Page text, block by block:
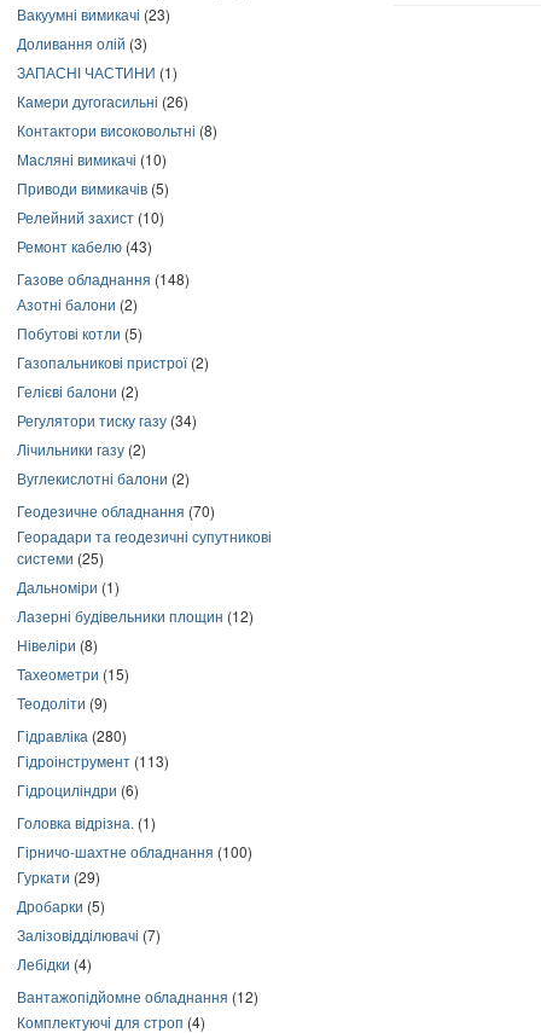
Вакуумні вимикачі (23)
Доливання олій (3)
ЗАПАСНІ ЧАСТИНИ (1)
Камери дугогасильні (26)
Контактори високовольтні (8)
Масляні вимикачі (10)
Приводи вимикачів (5)
Релейний захист (10)
Ремонт кабелю (43)
Газове обладнання (148)
Азотні балони (2)
Побутові котли (5)
Газопальникові пристрої(2)
Гелієві балони (2)
Регулятори тиску газу (34)
Лічильники газу (2)
Вуглекислотні балони (2)
Геодезичне обладнання (70)
Георадари та геодезичні супутникові
системи (25)
Дальноміри (1)
Лазерні будівельники площин (12)
Нівеліри (8)
Тахеометри (15)
Теодоліти (9)
Гідравліка (280)
Гідроінструмент (113)
Гідроциліндри (6)
Головка відрізна. (1)
Гірничо-шахтне обладнання (100)
Гуркати (29)
Дробарки (5)
Залізовідділювачі (7)
Лебідки (4)
Вантажопідйомне обладнання (12)
Комплектуючі для строп (4)